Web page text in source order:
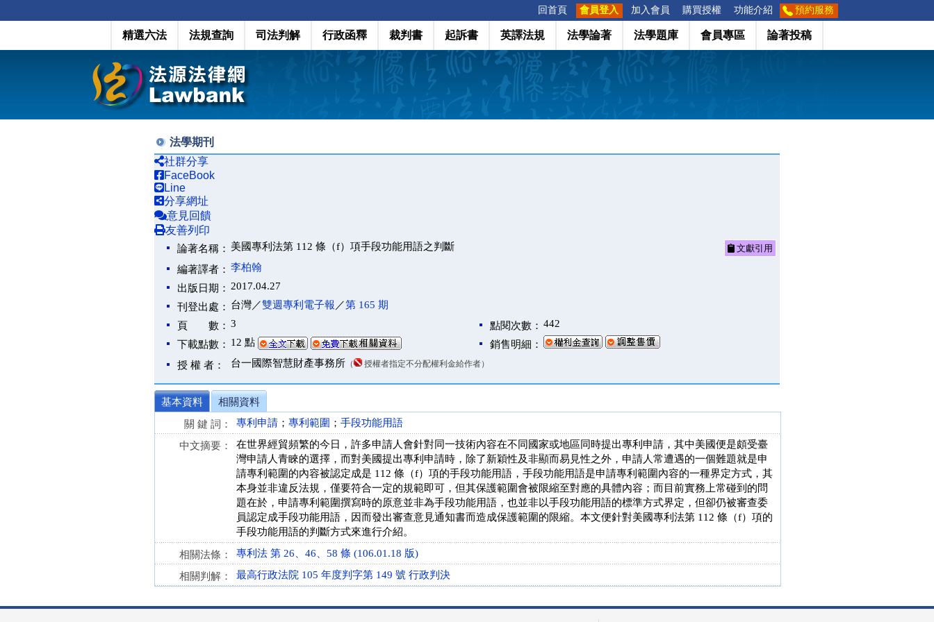
回首頁 會員登入 加入會員 購買授權 功能介紹 預約服務
精選六法 法規查詢 司法判解 行政函釋 裁判書 起訴書 英譯法規 法學論著 法學題庫 會員專區 論著投稿
法學期刊
社群分享
FaceBook
Line
分享網址
意見回饋
友善列印
論著名稱： 美國專利法第 112 條（f）項手段功能用語之判斷 文獻引用
編著譯者： 李柏翰
出版日期： 2017.04.27
刊登出處： 台灣／雙週專利電子報 ／第 165 期
頁 數： 3 點閱次數： 442
下載點數： 12 點
銷售明細：
授 權 者：
台一國際智慧財產事務所 （ 授權者指定不分配權利金給作者）
基本資料
相關資料
關 鍵 詞：
專利申請 ； 專利範圍 ； 手段功能用語
中文摘要：
在世界經貿頻繁的今日，許多申請人會針對同一技術內容在不同國家或地區同時提出專利申請，其中美國便是頗受臺
灣申請人青睞的選擇，而對美國提出專利申請時，除了新穎性及非顯而易見性之外，申請人常遭遇的一個難題就是申
請專利範圍的內容被認定成是 112 條（f）項的手段功能用語，手段功能用語是申請專利範圍內容的一種界定方式，其
本身並非違反法規，僅要符合一定的規範即可，但其保護範圍會被限縮至對應的具體內容；而目前實務上常碰到的問
題在於，申請專利範圍撰寫時的原意並非為手段功能用語，也並非以手段功能用語的標準方式界定，但卻仍被審查委
員認定成手段功能用語，因而發出審查意見通知書而造成保護範圍的限縮。本文便針對美國專利法第 112 條（f）項的
手段功能用語的判斷方式來進行介紹。
相關法條： 專利法 第 26、46、58 條 (106.01.18 版)
相關判解： 最高行政法院 105 年度判字第 149 號 行政判決